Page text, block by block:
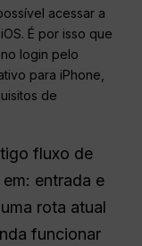
acessar a
É por isso que
login pelo
para iPhone,
de
fluxo de
entrada e
rota atual
funcionar